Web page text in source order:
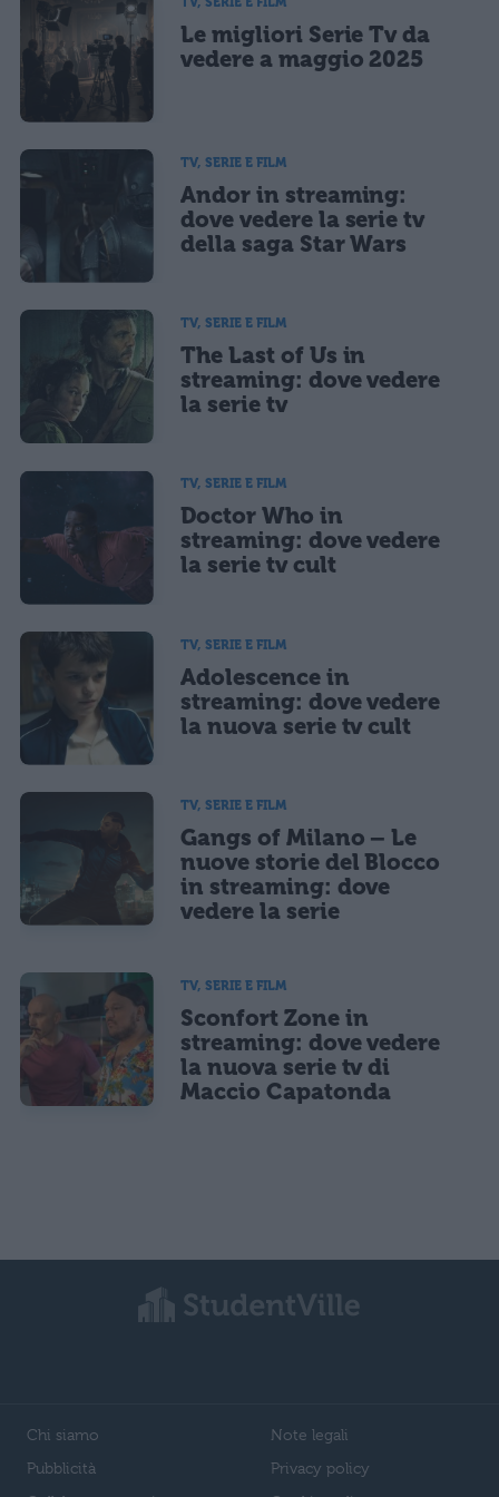
Le migliori Serie Tv da
vedere a maggio 2025
TV, SERIE E FILM
Andor in streaming:
dove vedere la serie tv
della saga Star Wars
TV, SERIE E FILM
The Last of Us in
streaming: dove vedere
la serie tv
TV, SERIE E FILM
Doctor Who in
streaming: dove vedere
la serie tv cult
TV, SERIE E FILM
Adolescence in
streaming: dove vedere
la nuova serie tv cult
TV, SERIE E FILM
Gangs of Milano – Le
nuove storie del Blocco
in streaming: dove
vedere la serie
TV, SERIE E FILM
Sconfort Zone in
streaming: dove vedere
la nuova serie tv di
Maccio Capatonda
Chi siamo
Pubblicità
Note legali
Privacy policy